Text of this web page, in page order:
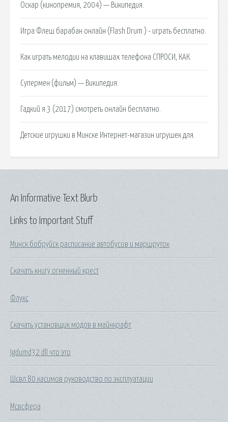
Оскар (кинопремия, 2004) — Википедия.
Игра Флеш барабан онлайн (Flash Drum ) - играть бесплатно.
Как играть мелодии на клавишах телефона СПРОСИ, КАК.
Супермен (фильм) — Википедия.
Гадкий я 3 (2017) смотреть онлайн бесплатно.
Детские игрушки в Минске Интернет-магазин игрушек для.
Links to Important Stuff
Минск бобруйск расписание автобусов и маршруток
Скачать книгу огненный крест
Флукс
Скачать установщик модов в майнкрафт
Igdumd32 dll что это
Шсвл 80 касимов руководство по эксплуатации
Мсвсфера
An Informative Text Blurb